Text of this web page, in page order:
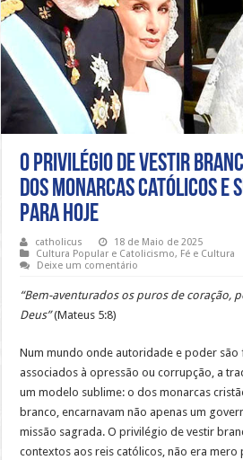
O Privilégio de Vestir
dos Monarcas Católicos e
para Hoje
catholicus
18 de Maio de 2025
Cultura Popular e Catolicismo, Fé e Cultura
Deixe um comentário
“Bem-aventurados os puros de coração,
Deus”(Mateus 5:8)
Num mundo onde autoridade e poder são
associados à opressão ou corrupção, a
um modelo sublime: o dos monarcas
branco, encarnavam não apenas um
missão sagrada. O privilégio de vestir
contextos aos reis católicos, não era